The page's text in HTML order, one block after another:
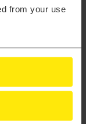
from your use
do firmy
będziemy